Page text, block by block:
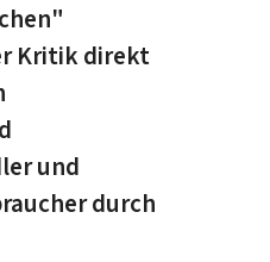
Kritik direkt
und
durch